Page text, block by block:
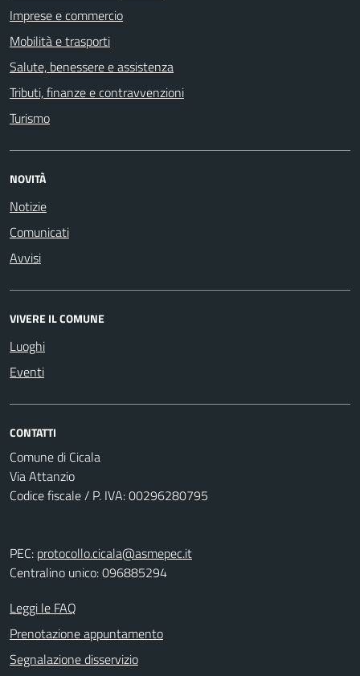
Imprese e commercio
Mobilità e trasporti
Salute, benessere e assistenza
Tributi, finanze e contravvenzioni
Turismo
NOVITÀ
Notizie
Comunicati
Avvisi
VIVERE IL COMUNE
Luoghi
Eventi
CONTATTI
Comune di Cicala
Via Attanzio
Codice fiscale / P. IVA: 00296280795
PEC: protocollo.cicala@asmepec.it
Centralino unico: 096885294
Leggi le FAQ
Prenotazione appuntamento
Segnalazione disservizio